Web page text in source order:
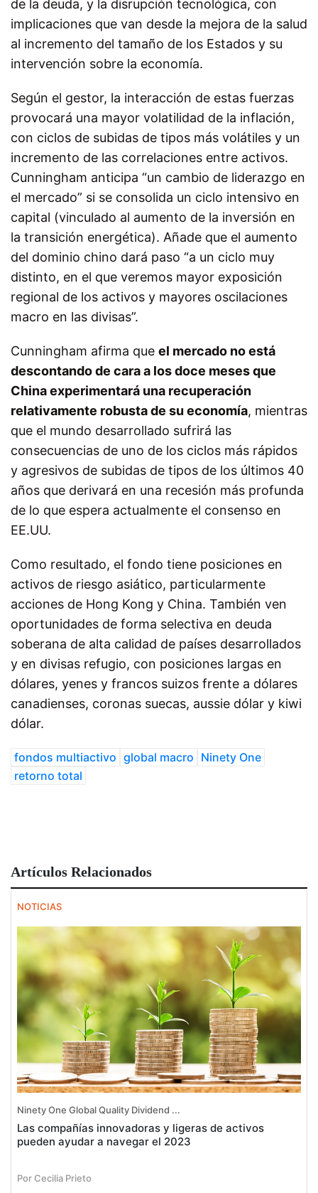
de la deuda, y la disrupción tecnológica, con
implicaciones que van desde la mejora de la salud
al incremento del tamaño de los Estados y su
intervención sobre la economía.
Según el gestor, la interacción de estas fuerzas
provocará una mayor volatilidad de la inflación,
con ciclos de subidas de tipos más volátiles y un
incremento de las correlaciones entre activos.
Cunningham anticipa “un cambio de liderazgo en
el mercado” si se consolida un ciclo intensivo en
capital (vinculado al aumento de la inversión en
la transición energética). Añade que el aumento
del dominio chino dará paso “a un ciclo muy
distinto, en el que veremos mayor exposición
regional de los activos y mayores oscilaciones
macro en las divisas”.
Cunningham afirma que el mercado no está
descontando de cara a los doce meses que
China experimentará una recuperación
relativamente robusta de su economía, mientras
que el mundo desarrollado sufrirá las
consecuencias de uno de los ciclos más rápidos
y agresivos de subidas de tipos de los últimos 40
años que derivará en una recesión más profunda
de lo que espera actualmente el consenso en
EE.UU.
Como resultado, el fondo tiene posiciones en
activos de riesgo asiático, particularmente
acciones de Hong Kong y China. También ven
oportunidades de forma selectiva en deuda
soberana de alta calidad de países desarrollados
y en divisas refugio, con posiciones largas en
dólares, yenes y francos suizos frente a dólares
canadienses, coronas suecas, aussie dólar y kiwi
dólar.
fondos multiactivo global macro Ninety One
retorno total
Artículos Relacionados
NOTICIAS
Ninety One Global Quality Dividend ...
Las compañías innovadoras y ligeras de activos
pueden ayudar a navegar el 2023
Por Cecilia Prieto